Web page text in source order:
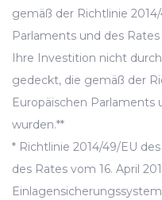
gemäß der Richtlinie
Parlaments und des
Ihre Investition nicht
gedeckt, die gemäß der
Europäischen
wurden.**
* Richtlinie 2014/49/EU
des Rates vom 16. April